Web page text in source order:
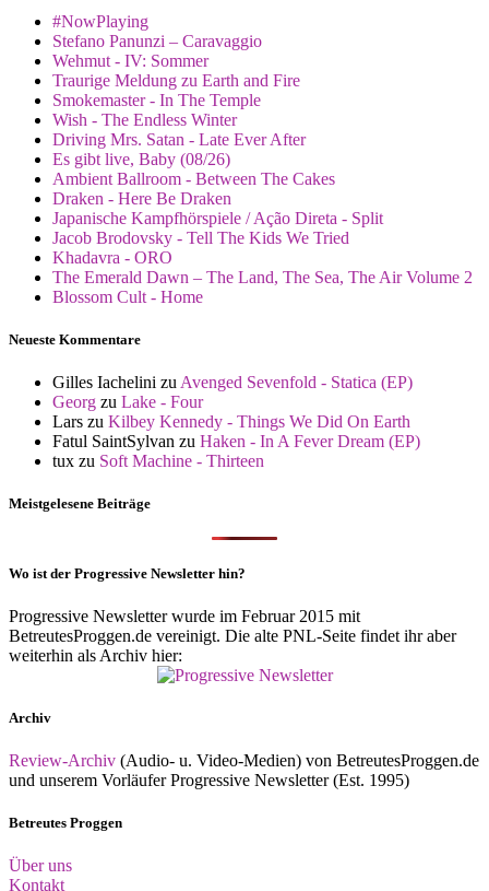
#NowPlaying
Stefano Panunzi – Caravaggio
Wehmut - IV: Sommer
Traurige Meldung zu Earth and Fire
Smokemaster - In The Temple
Wish - The Endless Winter
Driving Mrs. Satan - Late Ever After
Es gibt live, Baby (08/26)
Ambient Ballroom - Between The Cakes
Draken - Here Be Draken
Japanische Kampfhörspiele / Ação Direta - Split
Jacob Brodovsky - Tell The Kids We Tried
Khadavra - ORO
The Emerald Dawn – The Land, The Sea, The Air Volume 2
Blossom Cult - Home
Neueste Kommentare
Gilles Iachelini zu Avenged Sevenfold - Statica (EP)
Georg zu Lake - Four
Lars zu Kilbey Kennedy - Things We Did On Earth
Fatul SaintSylvan zu Haken - In A Fever Dream (EP)
tux zu Soft Machine - Thirteen
Meistgelesene Beiträge
Wo ist der Progressive Newsletter hin?
Progressive Newsletter wurde im Februar 2015 mit
BetreutesProggen.de vereinigt. Die alte PNL-Seite findet ihr aber
weiterhin als Archiv hier:
Archiv
Review-Archiv (Audio- u. Video-Medien) von BetreutesProggen.de
und unserem Vorläufer Progressive Newsletter (Est. 1995)
Betreutes Proggen
Über uns
Kontakt